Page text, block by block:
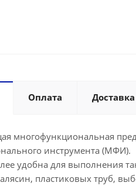
Оплата Доставка
многофункциональная
инструмента (МФИ).
удобна для выполнения
пластиковых труб,